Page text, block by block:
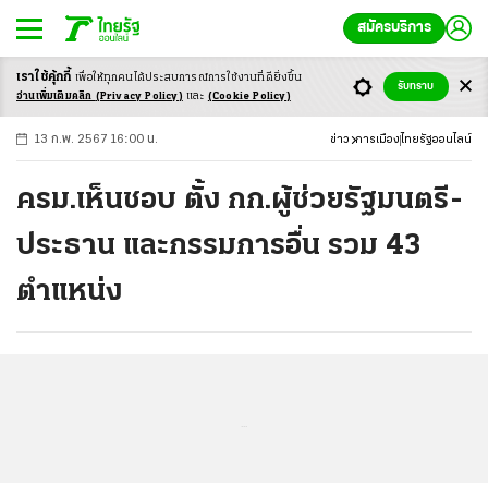
สมัครบริการ
-ก ก ก+
13 ก.พ. 2567 16:00 น. ข่าว การเมือง ไทยรัฐออนไลน์
ครม.เห็นชอบ ตั้ง กก.ผู้ช่วยรัฐมนตรี-
ประธาน และกรรมการอื่น รวม 43
ตำแหน่ง
เราใช้คุ้กกี้ เพื่อให้ทุกคนได้ประสบการณ์การใช้งานที่ดียิ่งขึ้น
อ่านเพิ่มเติมคลิก (Privacy Policy) และ (Cookie Policy)
รับทราบ